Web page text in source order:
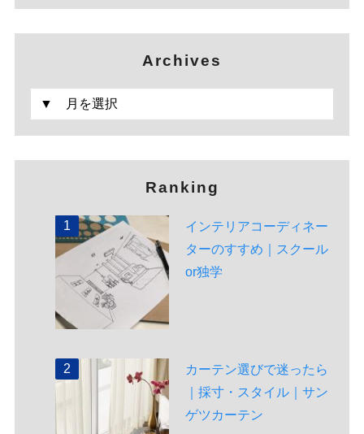
Archives
Ranking
インテリアコーディネー
ターのすすめ｜スクール
or独学
カーテン選びで迷ったら
｜採寸・スタイル｜サン
ゲツカーテン